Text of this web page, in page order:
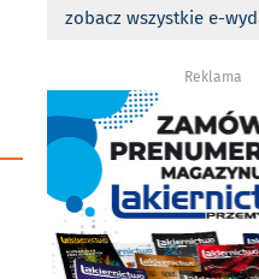
zobacz wszystkie e-
Reklama